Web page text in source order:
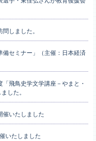
しました。
セミナー」（主催：日本経済
飛鳥史学文学講座－やまと・
した。
いたしました
いたしました